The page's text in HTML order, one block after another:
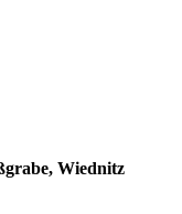
Wiednitz